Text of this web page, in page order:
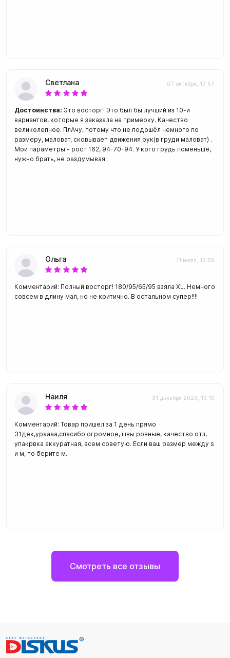
Светлана 07 октября, 17:57
Достоинства: Это восторг! Это был бы лучший из 10-и
вариантов, которые я заказала на примерку. Качество
великолепное. ПлАчу, потому что не подошёл немного по
размеру, маловат, сковывает движения рук(в груди маловат) .
Мои параметры - рост 162, 94-70-94. У кого грудь поменьше,
нужно брать, не раздумывая
Ольга 11 июля, 12:59
Комментарий: Полный восторг! 180/95/65/95 взяла XL. Немного
совсем в длину мал, но не критично. В остальном супер!!!!
Наиля 31 декабря 2023, 13:10
Комментарий: Товар пришел за 1 день прямо
31дек,ураааа,спасибо огромное, швы ровные, качество отл,
упакрвка аккуратная, всем советую. Если ваш размер между s
и м, то берите м.
Смотреть все отзывы